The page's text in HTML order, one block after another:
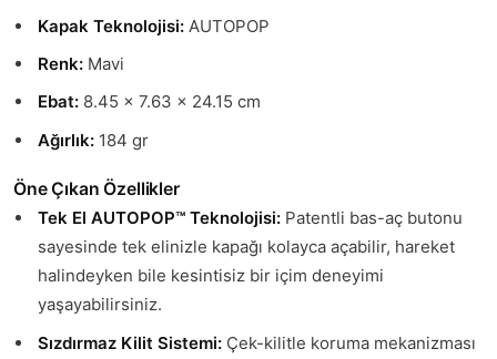
Kapak Teknolojisi:AUTOPOP
Renk:Mavi
Ebat:8.45 x 7.63 x 24.15 cm
Ağırlık:184 gr
Öne Çıkan Özellikler
Tek El AUTOPOP™ Teknolojisi:Patentli bas-aç butonu
sayesinde tek elinizle kapağı kolayca açabilir, hareket
halindeyken bile kesintisiz bir içim deneyimi
yaşayabilirsiniz.
Sızdırmaz Kilit Sistemi:Çek-kilitle koruma mekanizması